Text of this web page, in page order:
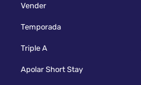
Vender
Temporada
Triple A
Apolar Short Stay